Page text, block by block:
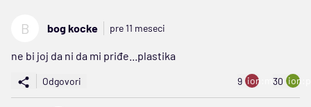
B bog kocke pre 11 meseci
ne bi joj da ni da mi priđe...plastika
Odgovori 9 ion:minus
30